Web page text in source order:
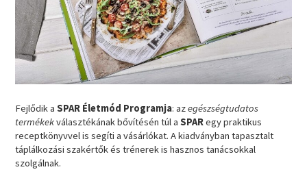
Fejlődik aSPAR Életmód Programja: azegészségtudatos
termékekválasztékának bővítésén túl aSPARegy praktikus
receptkönyvvel is segíti a vásárlókat. A kiadványban tapasztalt
táplálkozási szakértők és trénerek is hasznos tanácsokkal
szolgálnak.